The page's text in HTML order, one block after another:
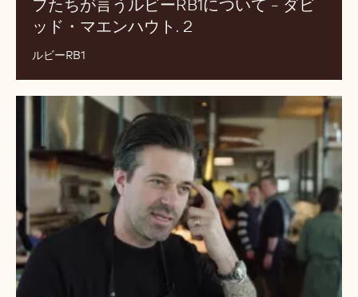
c
i
6
w
T
Q
M
8
(includes
video)
フたちが言うルビーRB1について - ダビ
ッド・マエンハウト. 2(INCLUDES
VIDEO)
ビ
ー
つ
-
ダ
ビ
ッ
ド・